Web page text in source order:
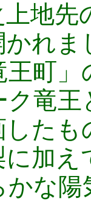
上地
かれ
町」
ク竜
たも
に加
かな